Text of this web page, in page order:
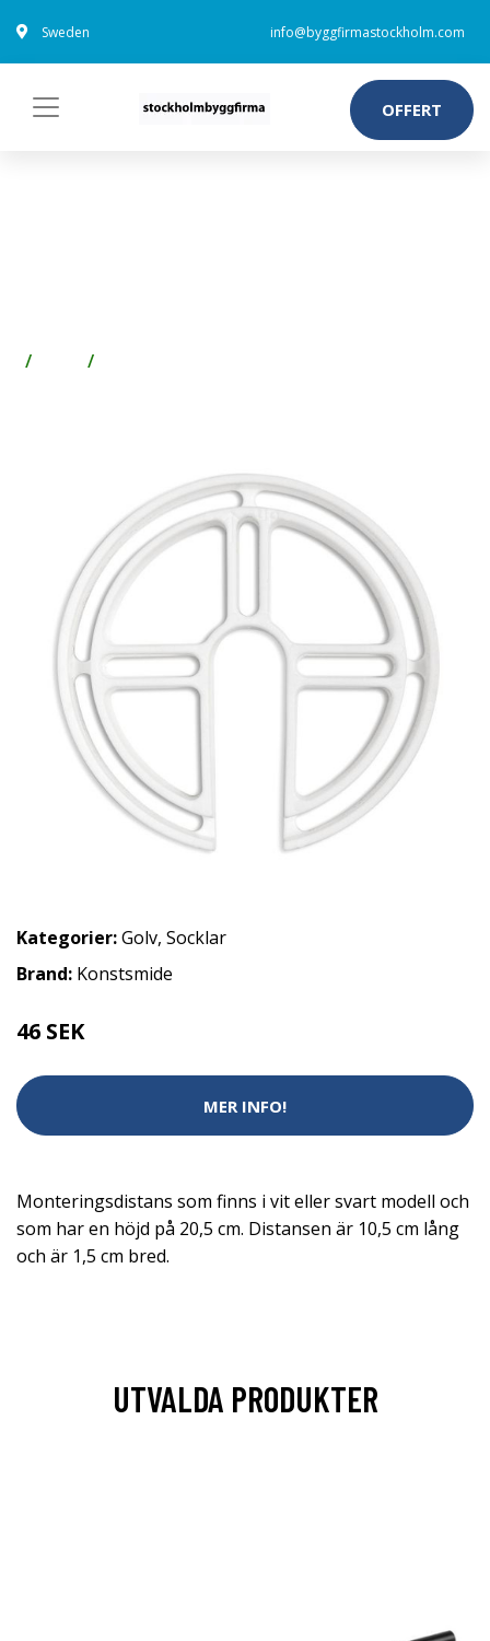
Sweden info@byggfirmastockholm.com
OFFERT
Kategorier:Golv, Socklar
Brand: Konstsmide
46 SEK
MER INFO!
Monteringsdistans som finns i vit eller svart modell och
som har en höjd på 20,5 cm. Distansen är 10,5 cm lång
och är 1,5 cm bred.
UTVALDA PRODUKTER